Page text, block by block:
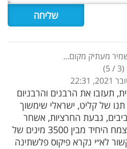
מעתיק מקום...
(
3
/
5
)
תעזבו את הרבנים והרבניום
של קליט, ישראלי שימשוך
גבעת החרציות, אשחר
ארץ ישראל. דרך אגב זה הצמח היחיד מבין 3500 מינים של
לא״י נקרא פיקוס פלשתינה